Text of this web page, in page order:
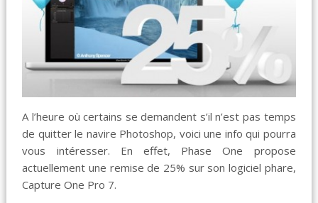
A l’heure où certains se demandent s’il n’est pas temps
de quitter le navire Photoshop, voici une info qui pourra
vous intéresser. En effet, Phase One propose
actuellement une remise de 25% sur son logiciel phare,
Capture One Pro 7.